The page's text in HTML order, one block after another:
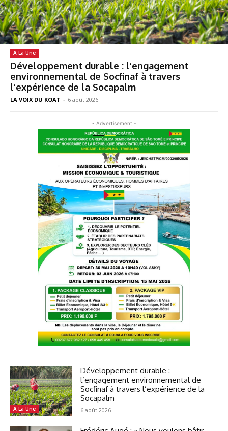
A La Une
Développement durable : l’engagement
environnemental de Socfinaf à travers
l’expérience de la Socapalm
LA VOIX DU KOAT - 6 août 2026
- Advertisement -
A La Une
Développement durable :
l’engagement environnemental de
Socfinaf à travers l’expérience de la
Socapalm
6 août 2026